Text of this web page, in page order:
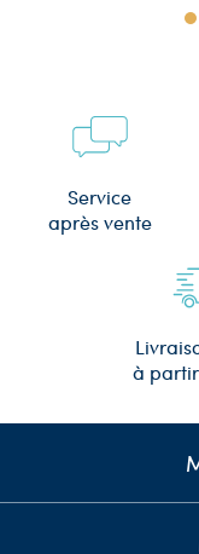
Service
après vente
à